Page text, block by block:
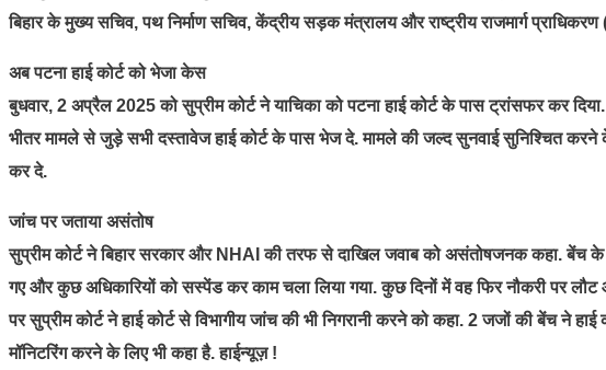
बिहार के मुख्य सचिव, पथ निर्माण सचिव, केंद्रीय सड़क मंत्रालय और राष्ट्रीय राजमार्ग
अब पटना हाई कोर्ट को भेजा केस
बुधवार, 2 अप्रैल 2025 को सुप्रीम कोर्ट ने याचिका को पटना हाई कोर्ट के पास ट्रांसफर कर
भीतर मामले से जुड़े सभी दस्तावेज हाई कोर्ट के पास भेज दे. मामले की जल्द सुनवाई सुनिश्चित करने
कर दे.
जांच पर जताया असंतोष
सुप्रीम कोर्ट ने बिहार सरकार और NHAI की तरफ से दाखिल जवाब को असंतोषजनक कहा. बेंच के
गए और कुछ अधिकारियों को सस्पेंड कर काम चला लिया गया. कुछ दिनों में वह फिर नौकरी पर
पर सुप्रीम कोर्ट ने हाई कोर्ट से विभागीय जांच की भी निगरानी करने को कहा. 2 जजों की बेंच ने
मॉनिटरिंग करने के लिए भी कहा है. हाईन्यूज़ !